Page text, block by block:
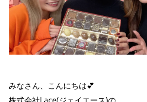
みなさん、こんにちは💕